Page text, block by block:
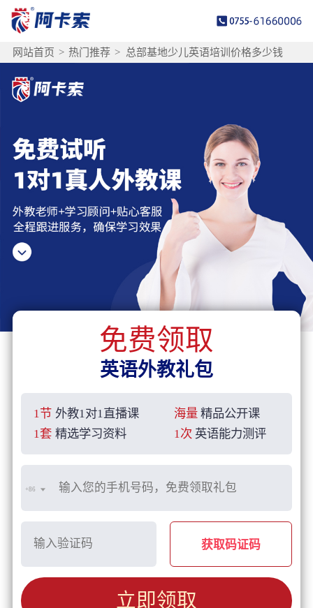
网站首页 > 热门推荐 > 总部基地少儿英语培训价格多少钱
免费领取
英语外教礼包
1节 外教1对1直播课 海量 精品公开课
1套 精选学习资料 1次 英语能力测评
+86
获取码证码
立即领取